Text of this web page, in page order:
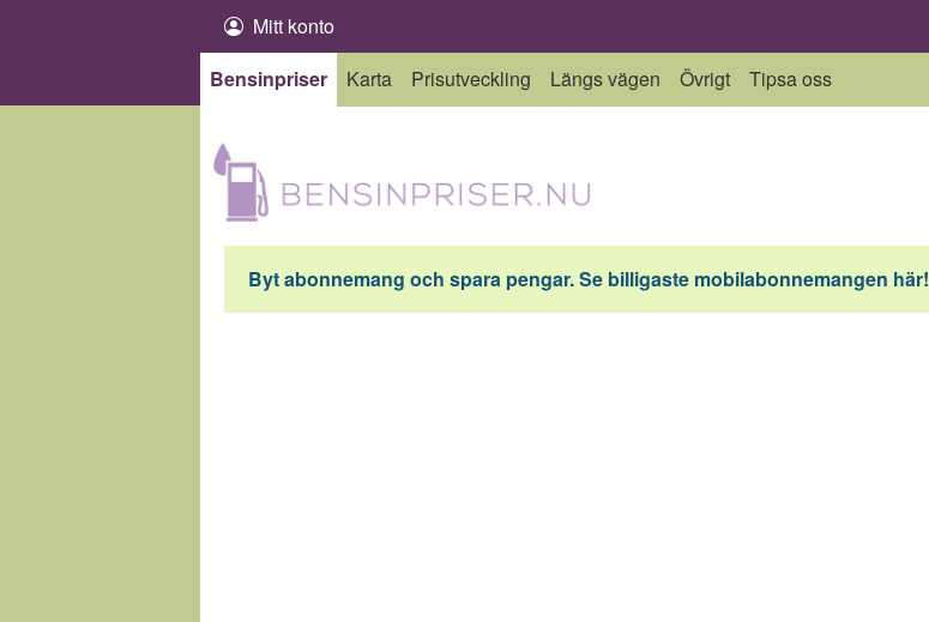
Mitt konto
Bensinpriser
Karta Prisutveckling Längs vägen Övrigt Tipsa oss
Byt abonnemang och spara pengar. Se billigaste mobilabonnemangen här!